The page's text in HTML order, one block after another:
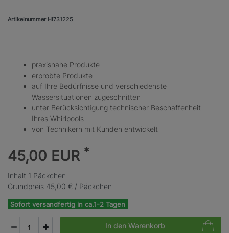
Artikelnummer HI731225
praxisnahe Produkte
erprobte Produkte
auf Ihre Bedürfnisse und verschiedenste
Wassersituationen zugeschnitten
unter Berücksichtigung technischer Beschaffenheit
Ihres Whirlpools
von Technikern mit Kunden entwickelt
45,00 EUR *
Inhalt 1 Päckchen
Grundpreis 45,00 € / Päckchen
Sofort versandfertig in ca.1-2 Tagen
In den Warenkorb